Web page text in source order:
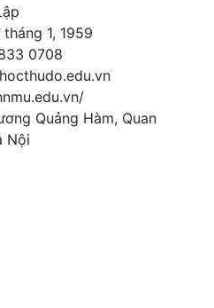
tháng 1, 1959
0708
Quảng Hàm, Quan
Nội